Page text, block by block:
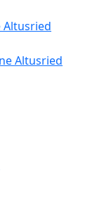
Altusried